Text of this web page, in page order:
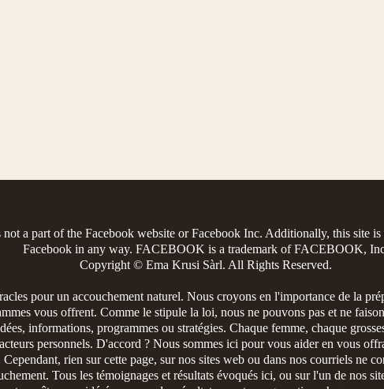
not a part of the Facebook website or Facebook Inc. Additionally, this site is
Facebook in any way. FACEBOOK is a trademark of FACEBOOK,
Copyright © Ema Krusi Sàrl. All Rights Reserved.
pour un accouchement naturel. Nous croyons en l'importance de la
vous offrent. Comme le stipule la loi, nous ne pouvons pas et ne
informations, programmes ou stratégies. Chaque femme, chaque
personnels. D'accord ? Nous sommes ici pour vous aider en vous
rien sur cette page, sur nos sites web ou dans nos courriels ne
Tous les témoignages et résultats évoqués ici, ou sur l'un de nos